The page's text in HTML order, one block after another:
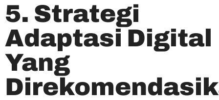
5. Strategi
Adaptasi Digital
Yang